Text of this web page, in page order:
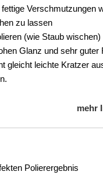
Verschmutzungen
zu lassen
(wie Staub
Glanz und sehr guter
gleicht leichte Kratzer
mehr
Polierergebnis